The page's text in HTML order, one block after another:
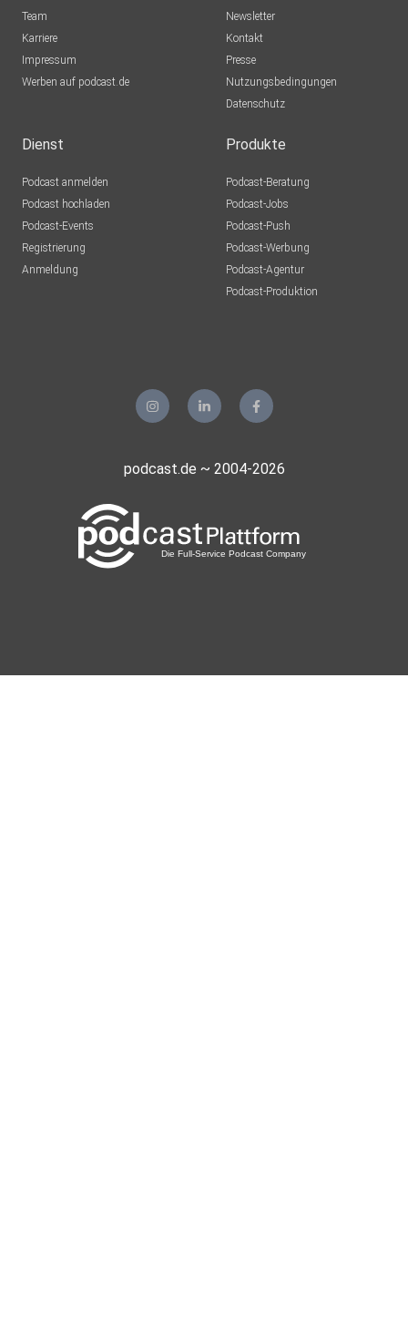
Team
Karriere
Impressum
Werben auf podcast.de
Newsletter
Kontakt
Presse
Nutzungsbedingungen
Datenschutz
Dienst
Podcast anmelden
Podcast hochladen
Podcast-Events
Registrierung
Anmeldung
Produkte
Podcast-Beratung
Podcast-Jobs
Podcast-Push
Podcast-Werbung
Podcast-Agentur
Podcast-Produktion
podcast.de ~ 2004-2026